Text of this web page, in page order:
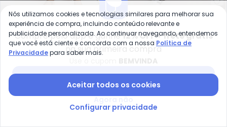
Quintess - Saia (Off White) em
Saia (Off White) em
Jeans
QUINTESS
R$ 189,99R$ 199,99
ou6xde R$ 31,66semjuros
Saia Balonê (Azul
Marinho) em Tricoline
QUINTESS
A partir deR$ 163,99R$
ou 5xde R$ 32,79sem
Compre pelo app e ganhe12% OFF + frete grátis
na sua primeira compra
Nós utilizamos cookies e tecnologias similares para melhorar sua
experiência de compra, incluindo conteúdo relevante e
publicidade personalizada. Ao continuar navegando, entendemos
que você está ciente e concorda com a nossa Política de
Privacidadepara saber mais.
Aceitar todos os cookies
Configurar privacidade